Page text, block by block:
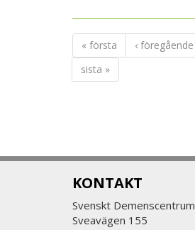
« första ‹ föregående
sista »
KONTAKT
Svenskt Demenscentrum
Sveavägen 155